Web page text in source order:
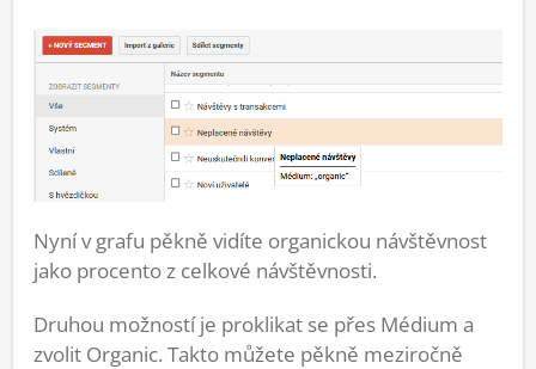
Nyní v grafu pěkně vidíte organickou návštěvnost
jako procento z celkové návštěvnosti.
Druhou možností je proklikat se přes Médium a
zvolit Organic. Takto můžete pěkně meziročně